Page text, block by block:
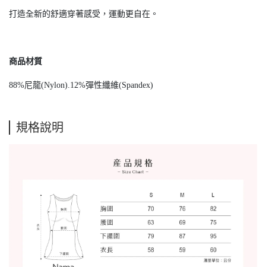
打造全新的舒適穿著感受，運動更自在。
商品材質
88%尼龍(Nylon).12%彈性纖維(Spandex)
規格說明